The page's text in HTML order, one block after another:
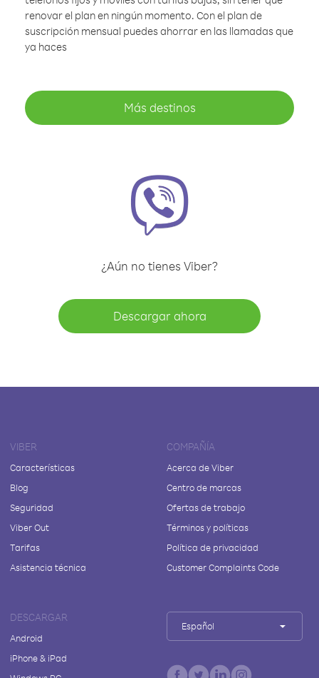
renovar el plan en ningún momento. Con el plan de
suscripción mensual puedes ahorrar en las llamadas que
ya haces
Más destinos
¿Aún no tienes Viber?
Descargar ahora
VIBER
Características
Blog
Seguridad
Viber Out
Tarifas
Asistencia técnica
COMPAÑÍA
Acerca de Viber
Centro de marcas
Ofertas de trabajo
Términos y políticas
Política de privacidad
Customer Complaints Code
DESCARGAR
Android
iPhone & iPad
Español